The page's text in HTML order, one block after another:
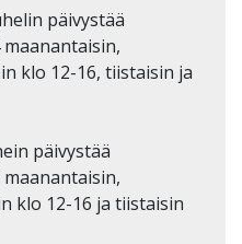
päivystää
maanantaisin,
klo 12-16, tiistaisin ja
päivystää
maanantaisin,
klo 12-16 ja tiistaisin